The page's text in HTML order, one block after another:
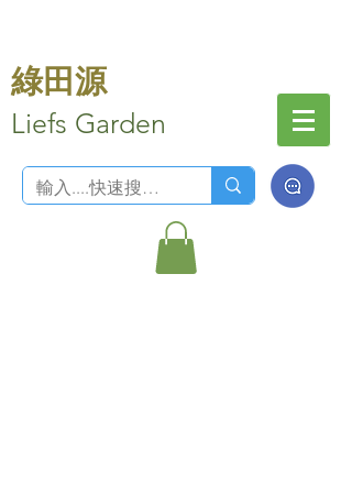
綠田源
Liefs Garden